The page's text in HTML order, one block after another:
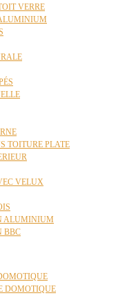
VERRE
TOITURE PLATE
VELUX
ALUMINIUM
BBC
DOMOTIQUE